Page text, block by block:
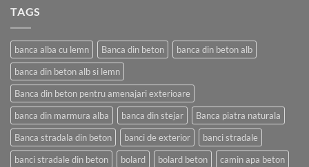
TAGS
banca alba cu lemn Banca din beton
banca din beton alb
banca din beton alb si lemn
Banca din beton pentru amenajari exterioare
banca din marmura alba
banca din stejar
Banca piatra naturala
Banca stradala din beton
banci de exterior
banci stradale
banci stradale din beton
bolard bolard beton
camin apa beton